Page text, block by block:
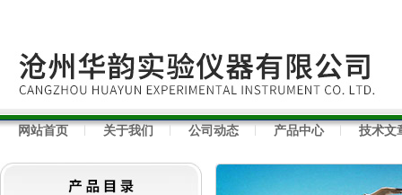
网站首页 关于我们 公司动态 产品中心 技术文